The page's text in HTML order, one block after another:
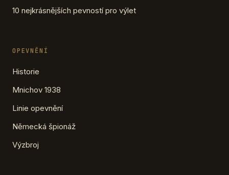
10 nejkrásnějších pevností pro výlet
OPEVNĚNÍ
Historie
Mnichov 1938
Linie opevnění
Německá špionáž
Výzbroj